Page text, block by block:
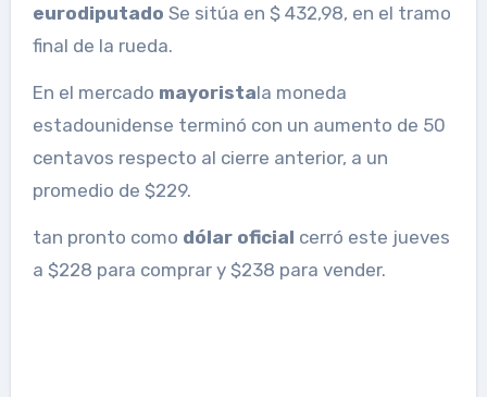
eurodiputado Se sitúa en $ 432,98, en el tramo
final de la rueda.
En el mercado mayoristala moneda
estadounidense terminó con un aumento de 50
centavos respecto al cierre anterior, a un
promedio de $229.
tan pronto como dólar oficial cerró este jueves
a $228 para comprar y $238 para vender.